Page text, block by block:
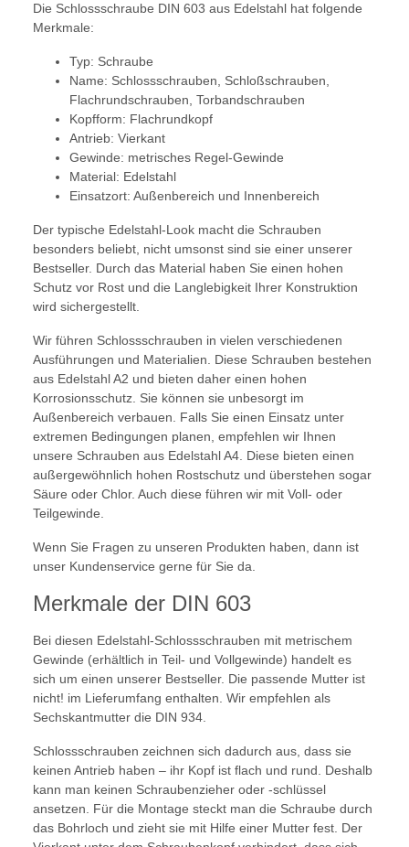
Die Schlossschraube DIN 603 aus Edelstahl hat folgende
Merkmale:
Typ: Schraube
Name: Schlossschrauben, Schloßschrauben,
Flachrundschrauben, Torbandschrauben
Kopfform: Flachrundkopf
Antrieb: Vierkant
Gewinde: metrisches Regel-Gewinde
Material: Edelstahl
Einsatzort: Außenbereich und Innenbereich
Der typische Edelstahl-Look macht die Schrauben
besonders beliebt, nicht umsonst sind sie einer unserer
Bestseller. Durch das Material haben Sie einen hohen
Schutz vor Rost und die Langlebigkeit Ihrer Konstruktion
wird sichergestellt.
Wir führen Schlossschrauben in vielen verschiedenen
Ausführungen und Materialien. Diese Schrauben bestehen
aus Edelstahl A2 und bieten daher einen hohen
Korrosionsschutz. Sie können sie unbesorgt im
Außenbereich verbauen. Falls Sie einen Einsatz unter
extremen Bedingungen planen, empfehlen wir Ihnen
unsere Schrauben aus Edelstahl A4. Diese bieten einen
außergewöhnlich hohen Rostschutz und überstehen sogar
Säure oder Chlor. Auch diese führen wir mit Voll- oder
Teilgewinde.
Wenn Sie Fragen zu unseren Produkten haben, dann ist
unser Kundenservice gerne für Sie da.
Merkmale der DIN 603
Bei diesen Edelstahl-Schlossschrauben mit metrischem
Gewinde (erhältlich in Teil- und Vollgewinde) handelt es
sich um einen unserer Bestseller. Die passende Mutter ist
nicht! im Lieferumfang enthalten. Wir empfehlen als
Sechskantmutter die DIN 934.
Schlossschrauben zeichnen sich dadurch aus, dass sie
keinen Antrieb haben – ihr Kopf ist flach und rund. Deshalb
kann man keinen Schraubenzieher oder -schlüssel
ansetzen. Für die Montage steckt man die Schraube durch
das Bohrloch und zieht sie mit Hilfe einer Mutter fest. Der